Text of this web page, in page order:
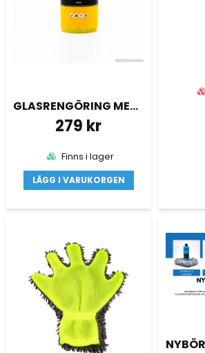
GLASRENGÖRING MED AVRINNING KERAMISK 500ML
279 kr
Finns i lager
LÄGG I VARUKORGEN